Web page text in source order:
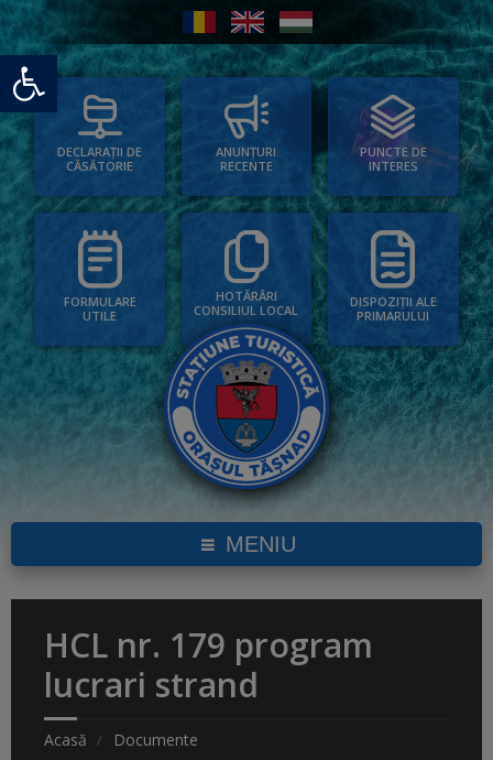
Deschide bara de unelte
DECLARAȚII DE
CĂSĂTORIE
ANUNȚURI
RECENTE
PUNCTE DE
INTERES
FORMULARE
UTILE
HOTĂRÂRI
CONSILIUL LOCAL
DISPOZIȚII ALE
PRIMARULUI
MENIU
HCL nr. 179 program
lucrari strand
Acasă Documente